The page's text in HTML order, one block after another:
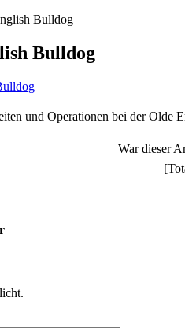
Bulldog
Bulldog
und Operationen bei der Olde
War dieser